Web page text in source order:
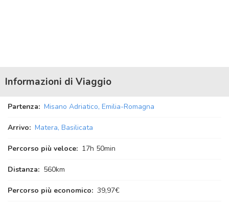
Informazioni di Viaggio
Partenza: Misano Adriatico, Emilia-Romagna
Arrivo: Matera, Basilicata
Percorso più veloce: 17h 50min
Distanza: 560km
Percorso più economico: 39,97€